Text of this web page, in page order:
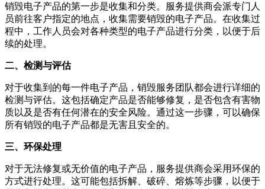
销毁电子产品的第一步是收集和分类。服务提供商会派专门人
员前往客户指定的地点，收集需要销毁的电子产品。在收集过
程中，工作人员会对各种类型的电子产品进行分类，以便于后
续的处理。
二、检测与评估
对于收集到的每一件电子产品，销毁服务团队都会进行详细的
检测与评估。这包括确定产品是否能够修复，是否包含有害物
质以及是否有任何潜在的安全风险。通过这一步骤，可以确保
所有销毁的电子产品都是无害且安全的。
三、环保处理
对于无法修复或无价值的电子产品，服务提供商会采用环保的
方式进行处理。这可能包括拆解、破碎、熔炼等步骤，以便于